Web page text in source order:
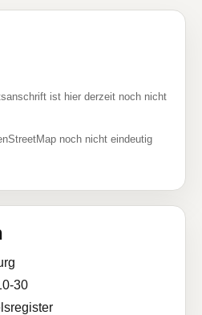
ist hier derzeit noch nicht
noch nicht eindeutig
30